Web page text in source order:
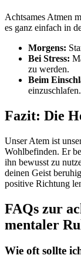
Achtsames Atmen
es ganz einfach in
Morgens:
Bei Stress:
zu werden.
Beim
einzuschlafen.
Fazit: Die
Unser Atem ist
Wohlbefinden. Er
ihn bewusst zu
deinen Geist
positive Richtung
FAQs zur
mentaler
Wie oft sollte